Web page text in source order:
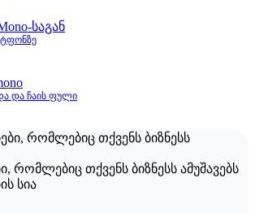
და ჩაის ფული
რომლებიც თქვენს ბიზნესს ამუშავებს
სია